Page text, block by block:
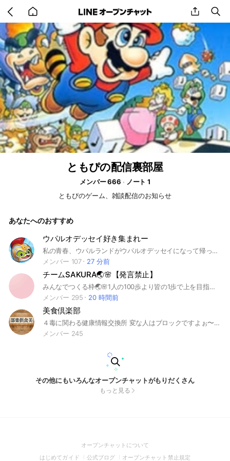
back
to
home
share
ともぴの配信裏部屋
メンバー 666
ノート 1
ともぴのゲーム、雑談配信のお知らせ
あなたへのおすすめ
ウパルオデッセイ好き集まれー
私の青春、ウパルランドがウパルオデッセイになって帰ってきました！おかえり！ ウパルオデッセイの情報交換にいかがでしょうか？ イベントの進歩状況や召喚例など共有しましょ♪ もちろん、雑談もOKですが参加してる方が不快にならないような内容でお願いします！ お友達募集にもぜひぜひご活用ください♪ #ウパルオデッセイ #ウパオデ #ウパル
メンバー 107
27 分前
チームSAKURA🌏️🌸【発言禁止】
みんなでつくる枠🌏️🌸1人の100歩より皆の1歩で上を目指すぞー❤️‍🔥
メンバー 295
20 時間前
美食倶楽部
４毒に関わる健康情報交換所 変な人はブロックですよぉ〜！ ルールはノートを見てねぇ！
メンバー 245
その他にもいろんなオープンチャットがもりだくさん
もっと見る
オープンチャットについて
in
はじめてガイド (Open
公式ブログ (Open
オープンチャット禁止規定(Open